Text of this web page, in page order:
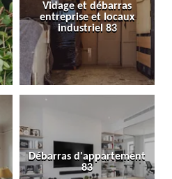
Vidage et débarras
entreprise et locaux
industriel 83
Débarras d'appartement
83